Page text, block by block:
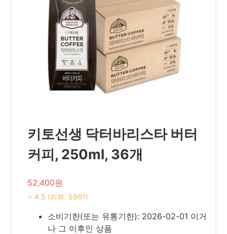
키토선생 닥터바리스타 버터
커피, 250ml, 36개
52,400원
⭐ 4.5 (리뷰: 5861)
소비기한(또는 유통기한): 2026-02-01 이거
나 그 이후인 상품